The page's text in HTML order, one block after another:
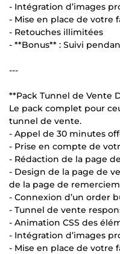
- Intégration d’images
- Mise en place de votre
- Retouches illimitées
- **Bonus** : Suivi
---
**Pack Tunnel de Vente
Le pack complet pour
tunnel de vente.
- Appel de 30 minutes
- Prise en compte de
- Rédaction de la page
- Design de la page de
de la page de
- Connexion d’un order
- Tunnel de vente
- Animation CSS des
- Intégration d’images
- Mise en place de votre